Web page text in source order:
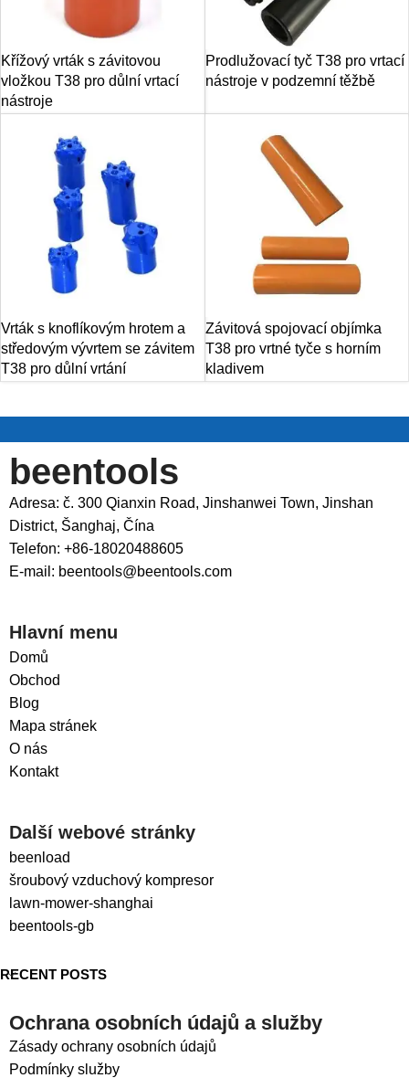
Křížový vrták s závitovou
vložkou T38 pro důlní vrtací
nástroje
Prodlužovací tyč T38 pro vrtací
nástroje v podzemní těžbě
Vrták s knoflíkovým hrotem a
středovým vývrtem se závitem
T38 pro důlní vrtání
Závitová spojovací objímka
T38 pro vrtné tyče s horním
kladivem
beentools
Adresa: č. 300 Qianxin Road, Jinshanwei Town, Jinshan
District, Šanghaj, Čína
Telefon: +86-18020488605
E-mail: beentools@beentools.com
Hlavní menu
Domů
Obchod
Blog
Mapa stránek
O nás
Kontakt
Další webové stránky
beenload
šroubový vzduchový kompresor
lawn-mower-shanghai
beentools-gb
RECENT POSTS
Ochrana osobních údajů a služby
Zásady ochrany osobních údajů
Podmínky služby